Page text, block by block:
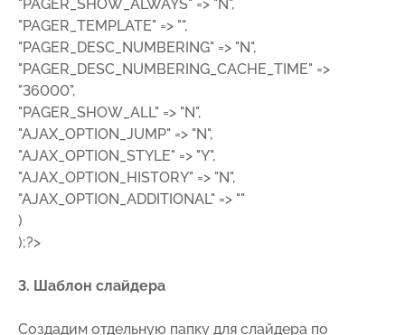
"PAGER_SHOW_ALWAYS" => "N",
"PAGER_TEMPLATE" => "",
"PAGER_DESC_NUMBERING" => "N",
"PAGER_DESC_NUMBERING_CACHE_TIME" =>
"36000",
"PAGER_SHOW_ALL" => "N",
"AJAX_OPTION_JUMP" => "N",
"AJAX_OPTION_STYLE" => "Y",
"AJAX_OPTION_HISTORY" => "N",
"AJAX_OPTION_ADDITIONAL" => ""
)
);?>
3. Шаблон слайдера
Создадим отдельную папку для слайдера по